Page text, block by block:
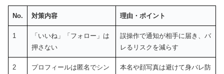
No. 対策内容 理由・ポイント
1
「いいね」「フォロー」は
押さない
誤操作で通知が相手に届き、バ
レるリスクを減らす
2
プロフィールは匿名でシン
本名や顔写真は避けて身バレ防